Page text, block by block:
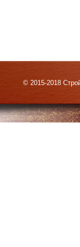
© 2015-2018